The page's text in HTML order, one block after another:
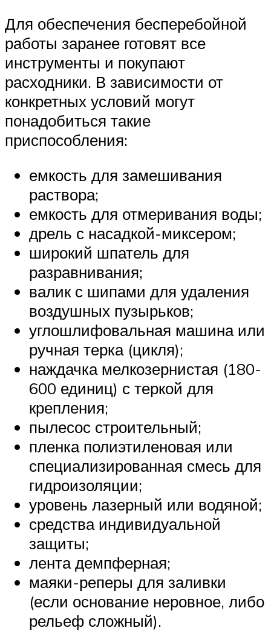
Для обеспечения бесперебойной
работы заранее готовят все
инструменты и покупают
расходники. В зависимости от
конкретных условий могут
понадобиться такие
приспособления:
емкость для замешивания
раствора;
емкость для отмеривания воды;
дрель с насадкой-миксером;
широкий шпатель для
разравнивания;
валик с шипами для удаления
воздушных пузырьков;
углошлифовальная машина или
ручная терка (цикля);
наждачка мелкозернистая (180-
600 единиц) с теркой для
крепления;
пылесос строительный;
пленка полиэтиленовая или
специализированная смесь для
гидроизоляции;
уровень лазерный или водяной;
средства индивидуальной
защиты;
лента демпферная;
маяки-реперы для заливки
(если основание неровное, либо
рельеф сложный).